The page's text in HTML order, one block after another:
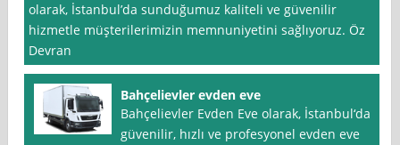
olarak, İstanbul’da sunduğumuz kaliteli ve güvenilir
hizmetle müşterilerimizin memnuniyetini sağlıyoruz. Öz
Devran
Bahçelievler evden eve
Bahçelievler Evden Eve olarak, İstanbul‘da
güvenilir, hızlı ve profesyonel evden eve